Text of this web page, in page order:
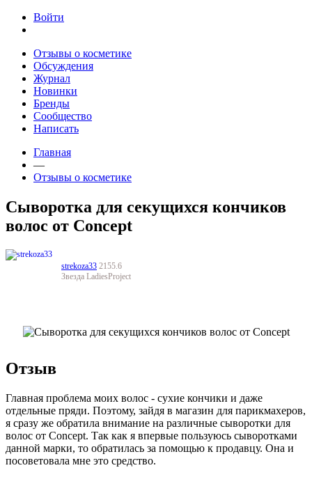
Jump to navigation
Войти
Отзывы о косметике
Обсуждения
Журнал
Новинки
Бренды
Сообщество
Написать
Главная
—
Отзывы о косметике
Сыворотка для секущихся кончиков
волос от Concept
strekoza33 2155.6
Звезда LadiesProject
Отзыв
Главная проблема моих волос - сухие кончики и даже
отдельные пряди. Поэтому, зайдя в магазин для парикмахеров,
я сразу же обратила внимание на различные сыворотки для
волос от Сoncept. Так как я впервые пользуюсь сыворотками
данной марки, то обратилась за помощью к продавцу. Она и
посоветовала мне это средство.